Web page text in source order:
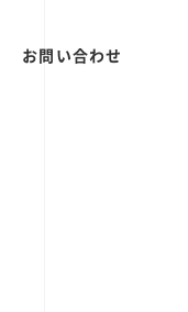
お問い合わせ